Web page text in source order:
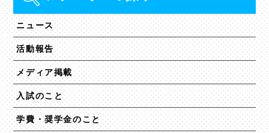
ニュース
活動報告
メディア掲載
入試のこと
学費・奨学金のこと